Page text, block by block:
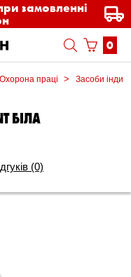
замовленні
0
Охорона праці Засоби
БІЛА
(0)